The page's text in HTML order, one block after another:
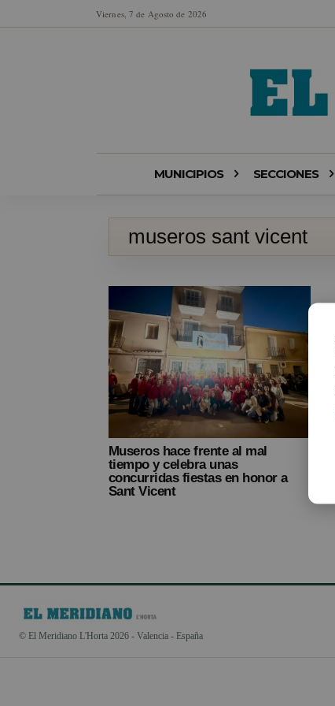
Viernes, 7 de Agosto de 2026
MUNICIPIOS SECCIONES
museros sant vicent
Museros hace frente al mal
tiempo y celebra unas
concurridas fiestas en honor a
Sant Vicent
© El Meridiano L'Horta 2026 - Valencia - España